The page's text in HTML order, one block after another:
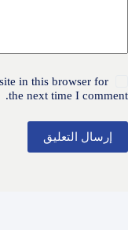
in this browser for
the next time I comment.
إرسال التعليق